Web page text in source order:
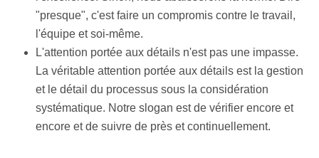
"presque", c'est faire un compromis contre le travail,
l'équipe et soi-même.
L'attention portée aux détails n'est pas une impasse.
La véritable attention portée aux détails est la gestion
et le détail du processus sous la considération
systématique. Notre slogan est de vérifier encore et
encore et de suivre de près et continuellement.